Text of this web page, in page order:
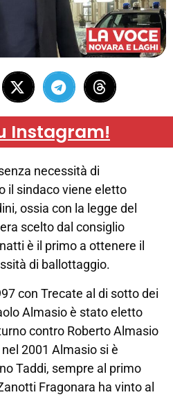
Instagram!
necessità di
il sindaco viene eletto
ossia con la legge del
scelto dal consiglio
è il primo a ottenere il
di ballottaggio.
con Trecate al di sotto dei
Almasio è stato eletto
contro Roberto Almasio
2001 Almasio si è
Taddi, sempre al primo
Fragonara ha vinto al